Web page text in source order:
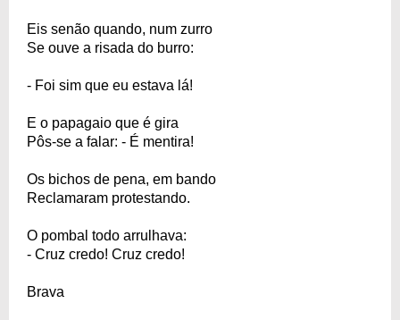
Eis senão quando, num zurro
Se ouve a risada do burro:
- Foi sim que eu estava lá!
E o papagaio que é gira
Pôs-se a falar: - É mentira!
Os bichos de pena, em bando
Reclamaram protestando.
O pombal todo arrulhava:
- Cruz credo! Cruz credo!
Brava